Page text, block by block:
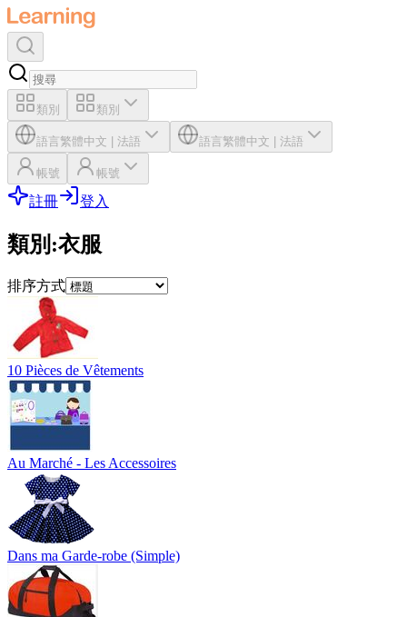
類別 類別
語言繁體中文 法語 語言繁體中文 法語
帳號 帳號
註冊 登入
類別 :衣服
排序方式
10 Pièces de Vêtements
Au Marché - Les Accessoires
Dans ma Garde-robe (Simple)